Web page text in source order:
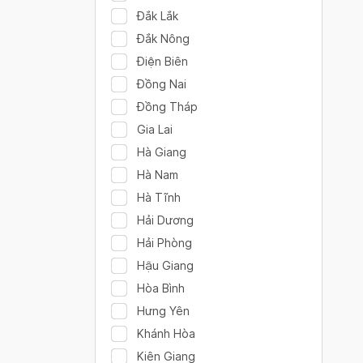
Đắk Lắk
Đắk Nông
Điện Biên
Đồng Nai
Đồng Tháp
Gia Lai
Hà Giang
Hà Nam
Hà Tĩnh
Hải Dương
Hải Phòng
Hậu Giang
Hòa Bình
Hưng Yên
Khánh Hòa
Kiên Giang